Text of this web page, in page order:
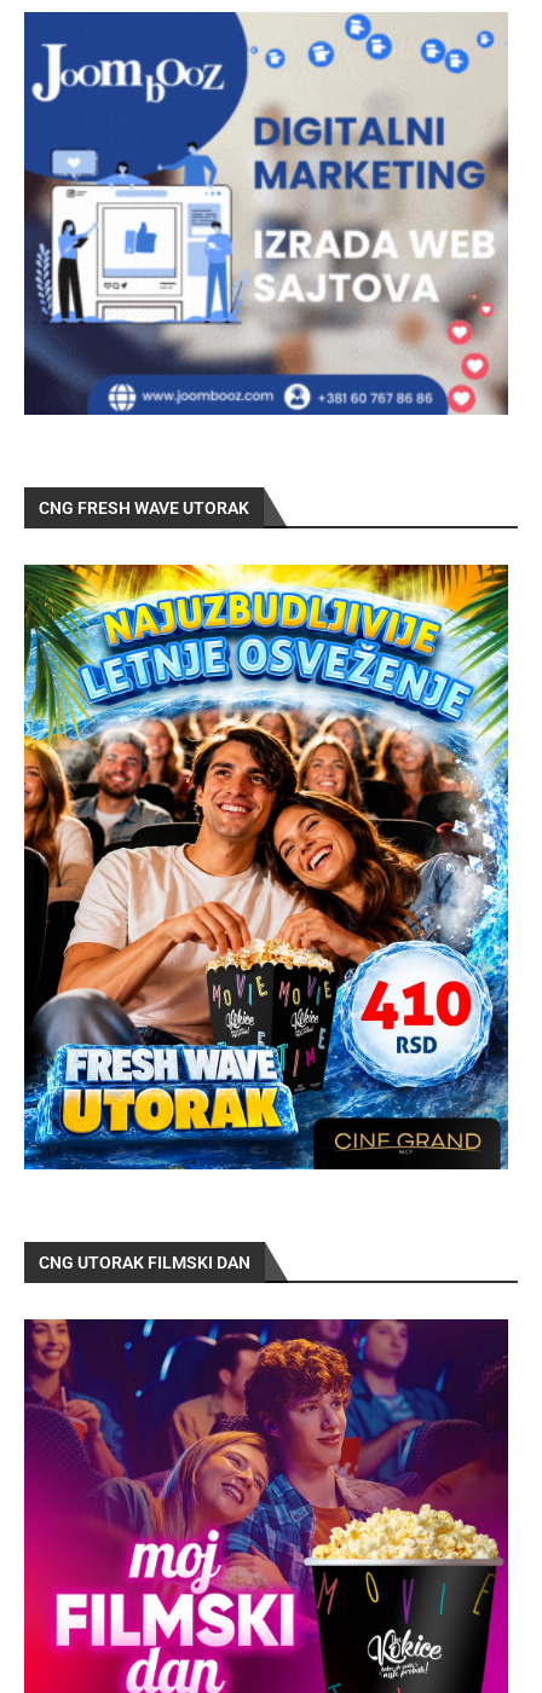
CNG FRESH WAVE UTORAK
CNG UTORAK FILMSKI DAN